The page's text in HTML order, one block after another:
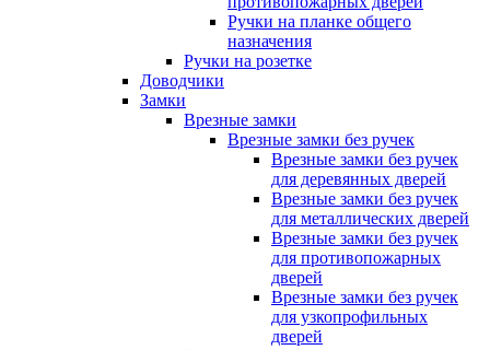
Ручки на планке общего
назначения
Ручки на розетке
Доводчики
Замки
Врезные замки
Врезные замки без ручек
Врезные замки без ручек
для деревянных дверей
Врезные замки без ручек
для металлических дверей
Врезные замки без ручек
для противопожарных
дверей
Врезные замки без ручек
для узкопрофильных
дверей